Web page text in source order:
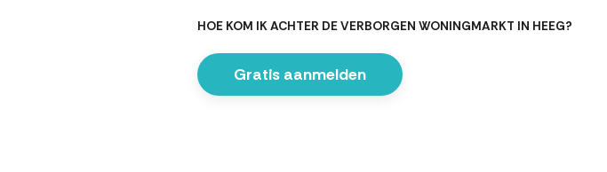
HOE KOM IK ACHTER DE VERBORGEN WONINGMARKT IN HEEG?
Gratis aanmelden